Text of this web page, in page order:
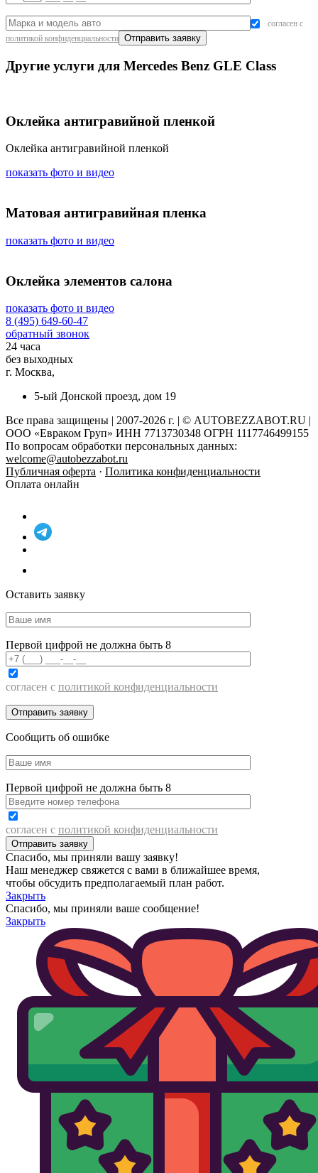
согласен с
политикой конфиденциальности
Другие услуги для Mercedes Benz GLE Class
Оклейка антигравийной пленкой
Оклейка антигравийной пленкой
показать фото и видео
Матовая антигравийная пленка
показать фото и видео
Оклейка элементов салона
показать фото и видео
8 (495) 649-60-47
обратный звонок
24 часа
без выходных
г. Москва,
5-ый Донской проезд, дом 19
Все права защищены | 2007-2026 г. | © AUTOBEZZABOT.RU |
ООО «Евраком Груп» ИНН 7713730348 ОГРН 1117746499155
По вопросам обработки персональных данных:
welcome@autobezzabot.ru
Публичная оферта · Политика конфиденциальности
Оплата онлайн
Оставить заявку
Первой цифрой не должна быть 8
согласен с политикой конфиденциальности
Сообщить об ошибке
Первой цифрой не должна быть 8
согласен с политикой конфиденциальности
Спасибо, мы приняли вашу заявку!
Наш менеджер свяжется с вами в ближайшее время,
чтобы обсудить предполагаемый план работ.
Закрыть
Спасибо, мы приняли ваше сообщение!
Закрыть